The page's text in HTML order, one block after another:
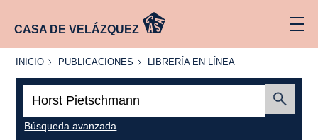
CASA DE VELÁZQUEZ
INICIO
INICIO PUBLICACIONES
PUBLICACIONES
LIBRERÍA
LÍNEA
LIBRERÍA EN LÍNEA
Búsqueda avanzada